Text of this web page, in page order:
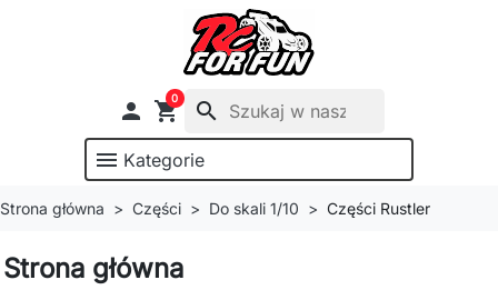
 shopping_cart
0
search
menu Kategorie
Strona główna Części Do skali 1/10 Części Rustler
Strona główna